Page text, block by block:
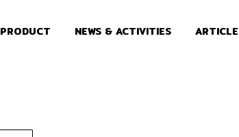
PRODUCT NEWS & ACTIVITIES ARTICLE